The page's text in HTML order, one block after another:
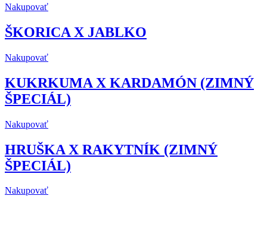
Nakupovať
ŠKORICA X JABLKO
Nakupovať
KUKRKUMA X KARDAMÓN (ZIMNÝ
ŠPECIÁL)
Nakupovať
HRUŠKA X RAKYTNÍK (ZIMNÝ
ŠPECIÁL)
Nakupovať